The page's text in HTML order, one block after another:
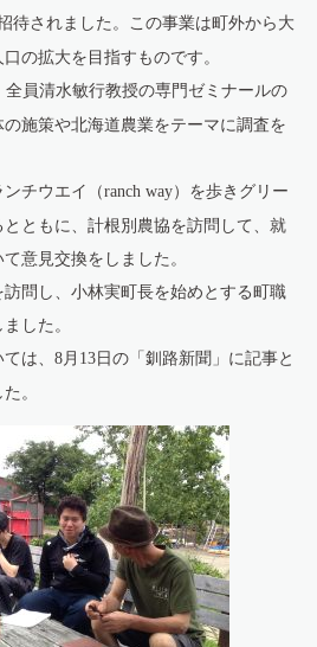
待されました。この事業は町外から大
の拡大を目指すものです。
員清水敏行教授の専門ゼミナールの
施策や北海道農業をテーマに調査を
チウエイ（ranch way）を歩きグリー
ともに、計根別農協を訪問して、就
意見交換をしました。
問し、小林実町長を始めとする町職
した。
は、
8月 13日の「釧路新聞」に記事と
。